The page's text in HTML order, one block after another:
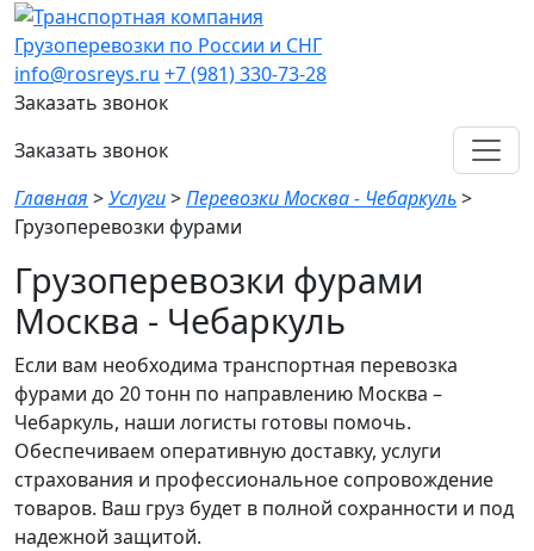
Грузоперевозки по России и СНГ
info@rosreys.ru +7 (981) 330-73-28
Заказать звонок
Заказать звонок
Главная >Услуги>Перевозки Москва - Чебаркуль>
Грузоперевозки фурами
Грузоперевозки фурами
Москва - Чебаркуль
Если вам необходима транспортная перевозка
фурами до 20 тонн по направлению Москва –
Чебаркуль, наши логисты готовы помочь.
Обеспечиваем оперативную доставку, услуги
страхования и профессиональное сопровождение
товаров. Ваш груз будет в полной сохранности и под
надежной защитой.